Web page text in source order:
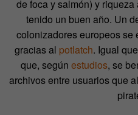
de foca y salmón) y
tenido un buen año. Un
colonizadores europeos se
gracias al potlatch. Igual
que, según estudios, se
archivos entre usuarios que